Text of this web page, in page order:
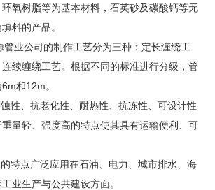
氧树脂等为基本材料，石英砂及碳酸钙等无
料的产品。
管业公司的制作工艺分为三种：定长缠绕工
续缠绕工艺。根据不同的标准进行分级，管
和12m。
性、抗老化性、耐热性、抗冻性、可设计性
量轻、强度高的特点使其具有运输便利、可
特点广泛应用在石油、电力、城市排水、海
业生产与公共建设方面。